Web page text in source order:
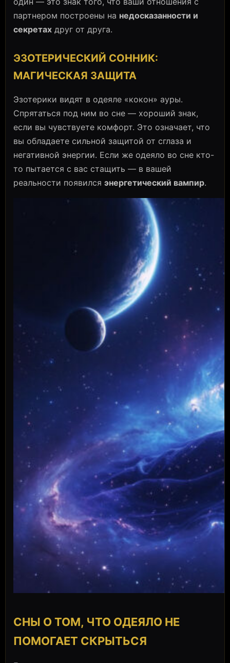
партнером построены на недосказанности и
секретах друг от друга.
ЭЗОТЕРИЧЕСКИЙ СОННИК:
МАГИЧЕСКАЯ ЗАЩИТА
Эзотерики видят в одеяле «кокон» ауры.
Спрятаться под ним во сне — хороший знак,
если вы чувствуете комфорт. Это означает, что
вы обладаете сильной защитой от сглаза и
негативной энергии. Если же одеяло во сне кто-
то пытается с вас стащить — в вашей
реальности появился энергетический вампир.
СНЫ О ТОМ, ЧТО ОДЕЯЛО НЕ
ПОМОГАЕТ СКРЫТЬСЯ